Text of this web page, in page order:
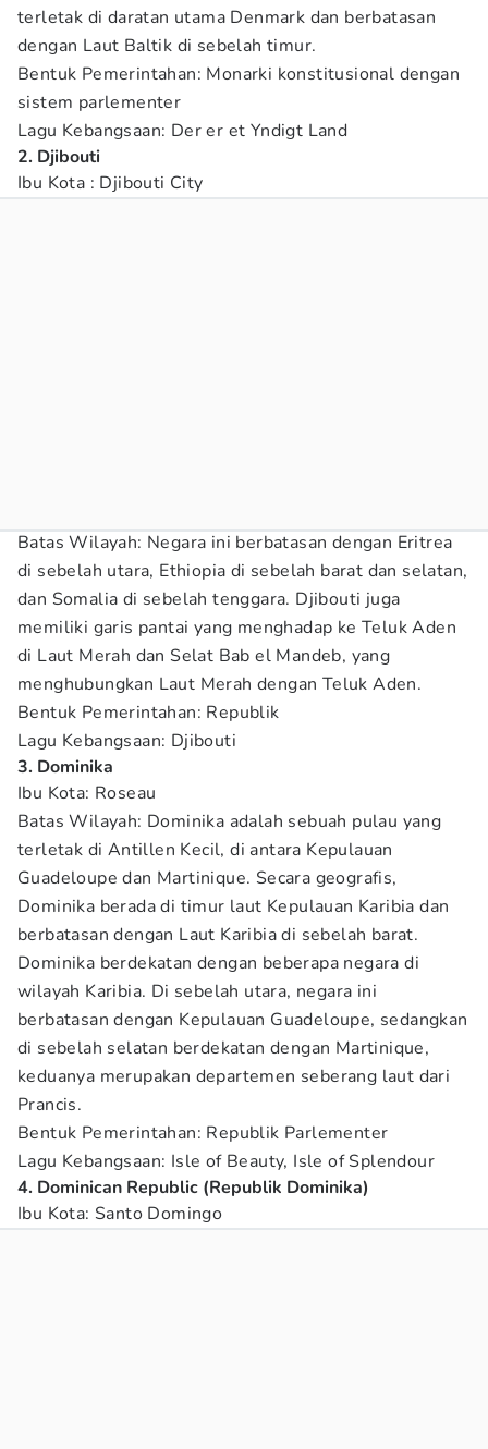
terletak di daratan utama Denmark dan berbatasan
dengan Laut Baltik di sebelah timur.
Bentuk Pemerintahan: Monarki konstitusional dengan
sistem parlementer
Lagu Kebangsaan: Der er et Yndigt Land
2. Djibouti
Ibu Kota : Djibouti City
Batas Wilayah: Negara ini berbatasan dengan Eritrea
di sebelah utara, Ethiopia di sebelah barat dan selatan,
dan Somalia di sebelah tenggara. Djibouti juga
memiliki garis pantai yang menghadap ke Teluk Aden
di Laut Merah dan Selat Bab el Mandeb, yang
menghubungkan Laut Merah dengan Teluk Aden.
Bentuk Pemerintahan: Republik
Lagu Kebangsaan: Djibouti
3. Dominika
Ibu Kota: Roseau
Batas Wilayah: Dominika adalah sebuah pulau yang
terletak di Antillen Kecil, di antara Kepulauan
Guadeloupe dan Martinique. Secara geografis,
Dominika berada di timur laut Kepulauan Karibia dan
berbatasan dengan Laut Karibia di sebelah barat.
Dominika berdekatan dengan beberapa negara di
wilayah Karibia. Di sebelah utara, negara ini
berbatasan dengan Kepulauan Guadeloupe, sedangkan
di sebelah selatan berdekatan dengan Martinique,
keduanya merupakan departemen seberang laut dari
Prancis.
Bentuk Pemerintahan: Republik Parlementer
Lagu Kebangsaan: Isle of Beauty, Isle of Splendour
4. Dominican Republic (Republik Dominika)
Ibu Kota: Santo Domingo